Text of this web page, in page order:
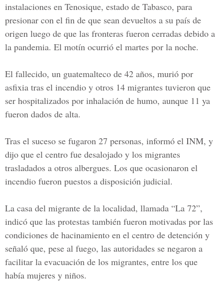
instalaciones en Tenosique, estado de Tabasco, para
presionar con el fin de que sean devueltos a su país de
origen luego de que las fronteras fueron cerradas debido a
la pandemia. El motín ocurrió el martes por la noche.
El fallecido, un guatemalteco de 42 años, murió por
asfixia tras el incendio y otros 14 migrantes tuvieron que
ser hospitalizados por inhalación de humo, aunque 11 ya
fueron dados de alta.
Tras el suceso se fugaron 27 personas, informó el INM, y
dijo que el centro fue desalojado y los migrantes
trasladados a otros albergues. Los que ocasionaron el
incendio fueron puestos a disposición judicial.
La casa del migrante de la localidad, llamada “La 72”,
indicó que las protestas también fueron motivadas por las
condiciones de hacinamiento en el centro de detención y
señaló que, pese al fuego, las autoridades se negaron a
facilitar la evacuación de los migrantes, entre los que
había mujeres y niños.